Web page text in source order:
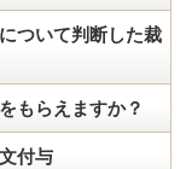
ついて判断した裁
もらえますか？
付与